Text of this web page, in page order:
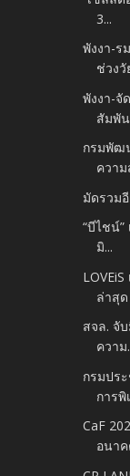
3...
พังงา-ร
ช่วงวั
พังงา-จั
สัมพัน
กรมพัฒ
ความ
มัดรวม
“บีไชน์
มิ...
ล่าสุด
สจล. จั
ความ
กรมปร
การพิ
CaF
อนาค